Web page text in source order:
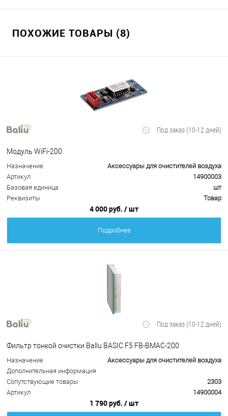
ПОХОЖИЕ ТОВАРЫ (8)
Под заказ (10-12 дней)
Модуль WiFi-200
Назначение
Аксессуары для очистителей воздуха
Артикул
14900003
Базовая единица
шт
Реквизиты
Товар
4 000 руб. / шт
Подробнее
Под заказ (10-12 дней)
Фильтр тонкой очистки Ballu BASIC F5 FB-BMAC-200
Назначение
Аксессуары для очистителей воздуха
Дополнительная информация
Сопутствующие товары
2303
Артикул
14900004
1 790 руб. / шт